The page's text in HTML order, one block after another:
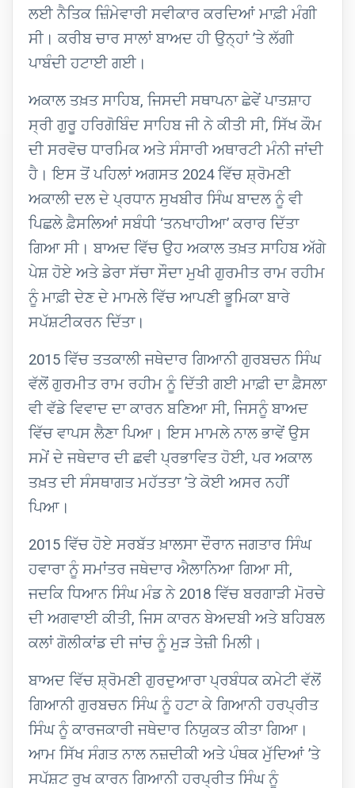
ਲਈ ਨੈਤਿਕ ਜ਼ਿੰਮੇਵਾਰੀ ਸਵੀਕਾਰ ਕਰਦਿਆਂ ਮਾਫ਼ੀ ਮੰਗੀ
ਸੀ। ਕਰੀਬ ਚਾਰ ਸਾਲਾਂ ਬਾਅਦ ਹੀ ਉਨ੍ਹਾਂ ’ਤੇ ਲੱਗੀ
ਪਾਬੰਦੀ ਹਟਾਈ ਗਈ।
ਅਕਾਲ ਤਖ਼ਤ ਸਾਹਿਬ, ਜਿਸਦੀ ਸਥਾਪਨਾ ਛੇਵੇਂ ਪਾਤਸ਼ਾਹ
ਸ੍ਰੀ ਗੁਰੂ ਹਰਿਗੋਬਿੰਦ ਸਾਹਿਬ ਜੀ ਨੇ ਕੀਤੀ ਸੀ, ਸਿੱਖ ਕੌਮ
ਦੀ ਸਰਵੋਚ ਧਾਰਮਿਕ ਅਤੇ ਸੰਸਾਰੀ ਅਥਾਰਟੀ ਮੰਨੀ ਜਾਂਦੀ
ਹੈ। ਇਸ ਤੋਂ ਪਹਿਲਾਂ ਅਗਸਤ 2024 ਵਿੱਚ ਸ਼੍ਰੋਮਣੀ
ਅਕਾਲੀ ਦਲ ਦੇ ਪ੍ਰਧਾਨ ਸੁਖਬੀਰ ਸਿੰਘ ਬਾਦਲ ਨੂੰ ਵੀ
ਪਿਛਲੇ ਫ਼ੈਸਲਿਆਂ ਸਬੰਧੀ ‘ਤਨਖਾਹੀਆ’ ਕਰਾਰ ਦਿੱਤਾ
ਗਿਆ ਸੀ। ਬਾਅਦ ਵਿੱਚ ਉਹ ਅਕਾਲ ਤਖ਼ਤ ਸਾਹਿਬ ਅੱਗੇ
ਪੇਸ਼ ਹੋਏ ਅਤੇ ਡੇਰਾ ਸੱਚਾ ਸੌਦਾ ਮੁਖੀ ਗੁਰਮੀਤ ਰਾਮ ਰਹੀਮ
ਨੂੰ ਮਾਫ਼ੀ ਦੇਣ ਦੇ ਮਾਮਲੇ ਵਿੱਚ ਆਪਣੀ ਭੂਮਿਕਾ ਬਾਰੇ
ਸਪੱਸ਼ਟੀਕਰਨ ਦਿੱਤਾ।
2015 ਵਿੱਚ ਤਤਕਾਲੀ ਜਥੇਦਾਰ ਗਿਆਨੀ ਗੁਰਬਚਨ ਸਿੰਘ
ਵੱਲੋਂ ਗੁਰਮੀਤ ਰਾਮ ਰਹੀਮ ਨੂੰ ਦਿੱਤੀ ਗਈ ਮਾਫ਼ੀ ਦਾ ਫ਼ੈਸਲਾ
ਵੀ ਵੱਡੇ ਵਿਵਾਦ ਦਾ ਕਾਰਨ ਬਣਿਆ ਸੀ, ਜਿਸਨੂੰ ਬਾਅਦ
ਵਿੱਚ ਵਾਪਸ ਲੈਣਾ ਪਿਆ। ਇਸ ਮਾਮਲੇ ਨਾਲ ਭਾਵੇਂ ਉਸ
ਸਮੇਂ ਦੇ ਜਥੇਦਾਰ ਦੀ ਛਵੀ ਪ੍ਰਭਾਵਿਤ ਹੋਈ, ਪਰ ਅਕਾਲ
ਤਖ਼ਤ ਦੀ ਸੰਸਥਾਗਤ ਮਹੱਤਤਾ ’ਤੇ ਕੋਈ ਅਸਰ ਨਹੀਂ
ਪਿਆ।
2015 ਵਿੱਚ ਹੋਏ ਸਰਬੱਤ ਖ਼ਾਲਸਾ ਦੌਰਾਨ ਜਗਤਾਰ ਸਿੰਘ
ਹਵਾਰਾ ਨੂੰ ਸਮਾਂਤਰ ਜਥੇਦਾਰ ਐਲਾਨਿਆ ਗਿਆ ਸੀ,
ਜਦਕਿ ਧਿਆਨ ਸਿੰਘ ਮੰਡ ਨੇ 2018 ਵਿੱਚ ਬਰਗਾੜੀ ਮੋਰਚੇ
ਦੀ ਅਗਵਾਈ ਕੀਤੀ, ਜਿਸ ਕਾਰਨ ਬੇਅਦਬੀ ਅਤੇ ਬਹਿਬਲ
ਕਲਾਂ ਗੋਲੀਕਾਂਡ ਦੀ ਜਾਂਚ ਨੂੰ ਮੁੜ ਤੇਜ਼ੀ ਮਿਲੀ।
ਬਾਅਦ ਵਿੱਚ ਸ਼੍ਰੋਮਣੀ ਗੁਰਦੁਆਰਾ ਪ੍ਰਬੰਧਕ ਕਮੇਟੀ ਵੱਲੋਂ
ਗਿਆਨੀ ਗੁਰਬਚਨ ਸਿੰਘ ਨੂੰ ਹਟਾ ਕੇ ਗਿਆਨੀ ਹਰਪ੍ਰੀਤ
ਸਿੰਘ ਨੂੰ ਕਾਰਜਕਾਰੀ ਜਥੇਦਾਰ ਨਿਯੁਕਤ ਕੀਤਾ ਗਿਆ।
ਆਮ ਸਿੱਖ ਸੰਗਤ ਨਾਲ ਨਜ਼ਦੀਕੀ ਅਤੇ ਪੰਥਕ ਮੁੱਦਿਆਂ ’ਤੇ
ਸਪੱਸ਼ਟ ਰੁਖ ਕਾਰਨ ਗਿਆਨੀ ਹਰਪ੍ਰੀਤ ਸਿੰਘ ਨੂੰ